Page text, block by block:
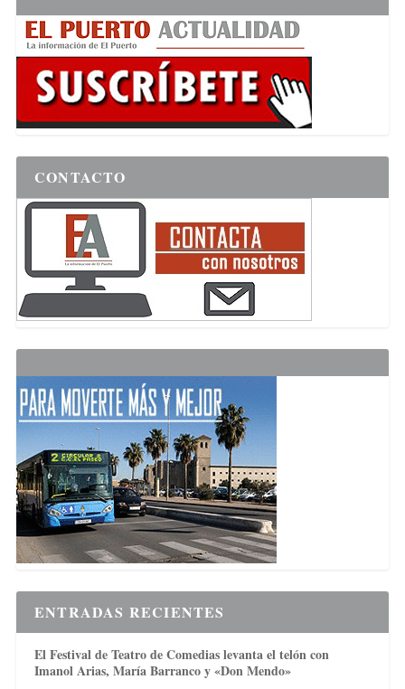
CONTACTO
ENTRADAS RECIENTES
El Festival de Teatro de Comedias levanta el telón con
Imanol Arias, María Barranco y «Don Mendo»